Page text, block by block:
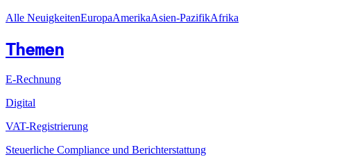
Alle NeuigkeitenEuropaAmerikaAsien-PazifikAfrika
Themen
E-Rechnung
Digital
VAT-Registrierung
Steuerliche Compliance und Berichterstattung